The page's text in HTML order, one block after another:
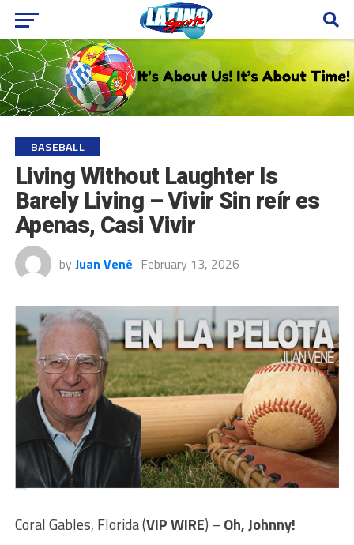
BASEBALL
Living Without Laughter Is
Barely Living – Vivir Sin reír es
Apenas, Casi Vivir
by Juan Vené February 13, 2026
Coral Gables, Florida (VIP WIRE) – Oh, Johnny!